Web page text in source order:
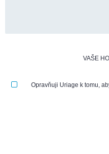
VAŠE
Opravňuji Uriage k tomu,